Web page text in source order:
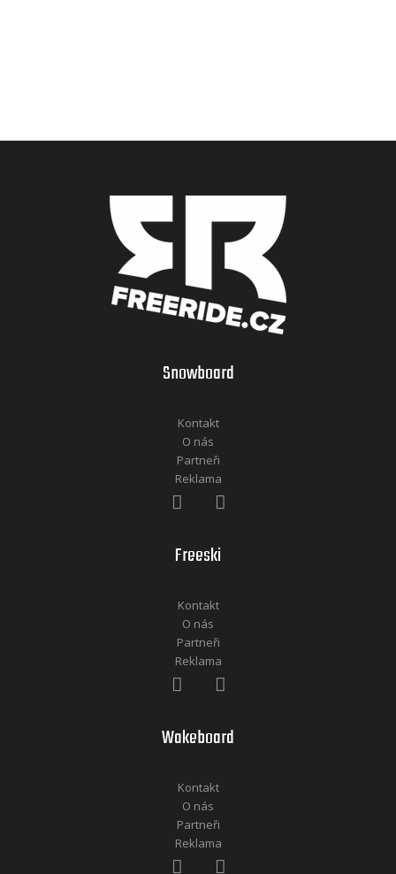
Snowboard
Kontakt
O nás
Partneři
Reklama
Freeski
Kontakt
O nás
Partneři
Reklama
Wakeboard
Kontakt
O nás
Partneři
Reklama